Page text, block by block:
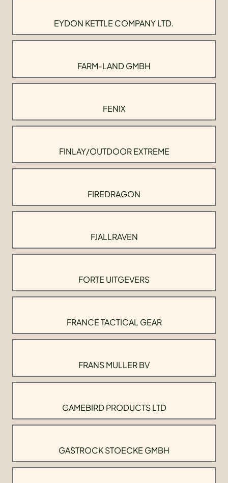
EYDON KETTLE COMPANY LTD.
FARM-LAND GMBH
FENIX
FINLAY/OUTDOOR EXTREME
FIREDRAGON
FJALLRAVEN
FORTE UITGEVERS
FRANCE TACTICAL GEAR
FRANS MULLER BV
GAMEBIRD PRODUCTS LTD
GASTROCK STOECKE GMBH